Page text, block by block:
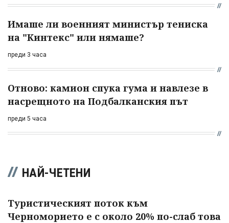
Имаше ли военният министър тениска
на "Кинтекс" или нямаше?
преди 3 часа
Отново: камион спука гума и навлезе в
насрещното на Подбалканския път
преди 5 часа
НАЙ-ЧЕТЕНИ
Туристическият поток към
Черноморието е с около 20% по-слаб това